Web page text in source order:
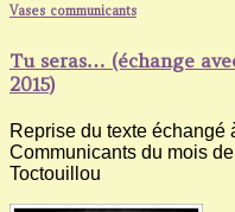
Vases communicants
Tu seras… (échange
2015)
Reprise du texte échangé
Communicants du mois
Toctouillou